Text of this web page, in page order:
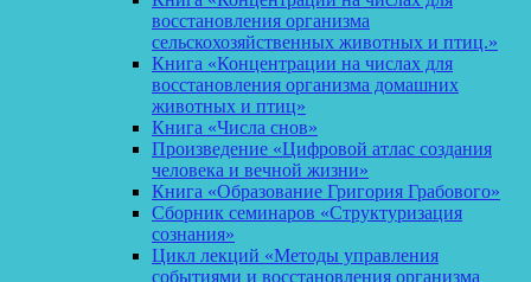
восстановления организма
сельскохозяйственных животных и птиц.»
Книга «Концентрации на числах для
восстановления организма домашних
животных и птиц»
Книга «Числа снов»
Произведение «Цифровой атлас создания
человека и вечной жизни»
Книга «Образование Григория Грабового»
Сборник семинаров «Структуризация
сознания»
Цикл лекций «Методы управления
событиями и восстановления организма